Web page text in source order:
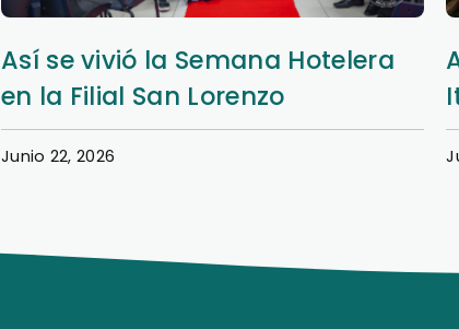
Aprendizaje y extensión en Nueva
Italia
Junio 20, 2026